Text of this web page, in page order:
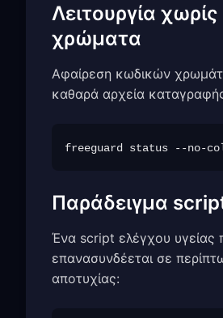
Λειτουργία χωρίς
χρώματα
Αφαίρεση κωδικών
καθαρά αρχεία
Παράδειγμα
Ένα script ελέγχου υγείας
επανασυνδέεται σε
αποτυχίας: